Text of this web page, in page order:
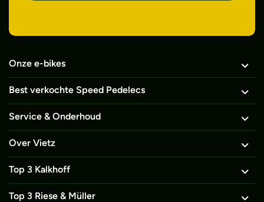
Onze e-bikes
Best verkochte Speed Pedelecs
Service & Onderhoud
Over Vietz
Top 3 Kalkhoff
Top 3 Riese & Müller